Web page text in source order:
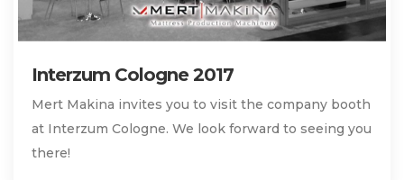
Interzum Cologne 2017
Mert Makina invites you to visit the company booth
at Interzum Cologne. We look forward to seeing you
there!